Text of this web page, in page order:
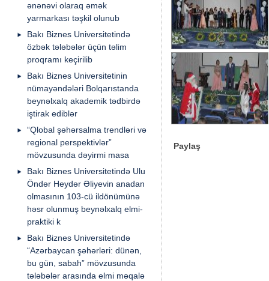
ənənəvi olaraq əmək
yarmarkası təşkil olunub
Bakı Biznes Universitetində
özbək tələbələr üçün təlim
proqramı keçirilib
Bakı Biznes Universitetinin
nümayəndələri Bolqarıstanda
beynəlxalq akademik tədbirdə
iştirak ediblər
“Qlobal şəhərsalma trendləri və
regional perspektivlər”
mövzusunda dəyirmi masa
Bakı Biznes Universitetində Ulu
Öndər Heydər Əliyevin anadan
olmasının 103-cü ildönümünə
həsr olunmuş beynəlxalq elmi-
praktiki k
Bakı Biznes Universitetində
“Azərbaycan şəhərləri: dünən,
bu gün, sabah” mövzusunda
tələbələr arasında elmi məqalə
Paylaş